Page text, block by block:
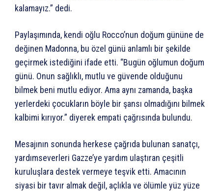
kalamayız.” dedi.
Paylaşımında, kendi oğlu Rocco’nun doğum gününe de
değinen Madonna, bu özel günü anlamlı bir şekilde
geçirmek istediğini ifade etti. “Bugün oğlumun doğum
günü. Onun sağlıklı, mutlu ve güvende olduğunu
bilmek beni mutlu ediyor. Ama aynı zamanda, başka
yerlerdeki çocukların böyle bir şansı olmadığını bilmek
kalbimi kırıyor.” diyerek empati çağrısında bulundu.
Mesajının sonunda herkese çağrıda bulunan sanatçı,
yardımseverleri Gazze’ye yardım ulaştıran çeşitli
kuruluşlara destek vermeye teşvik etti. Amacının
siyasi bir tavır almak değil, açlıkla ve ölümle yüz yüze